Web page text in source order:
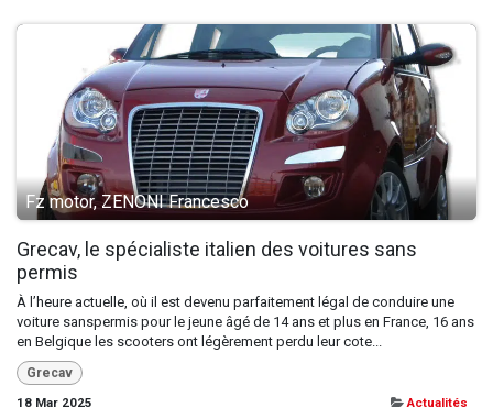
Fz motor, ZENONI Francesco
Grecav, le spécialiste italien des voitures sans
permis
À l’heure actuelle, où il est devenu parfaitement légal de conduire une
voiture sanspermis pour le jeune âgé de 14 ans et plus en France, 16 ans
en Belgique les scooters ont légèrement perdu leur cote...
Grecav
18 Mar 2025
Actualités